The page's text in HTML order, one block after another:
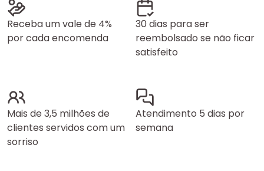
Receba um vale de 4%
por cada encomenda
30 dias para ser
reembolsado se não ficar
satisfeito
Mais de 3,5 milhões de
clientes servidos com um
sorriso
Atendimento 5 dias por
semana